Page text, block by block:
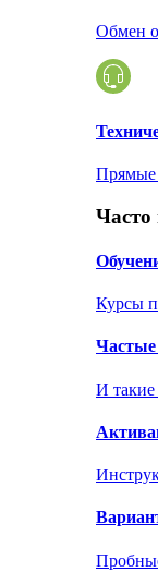
Обмен
Прямые
Часто
Курсы
И такие